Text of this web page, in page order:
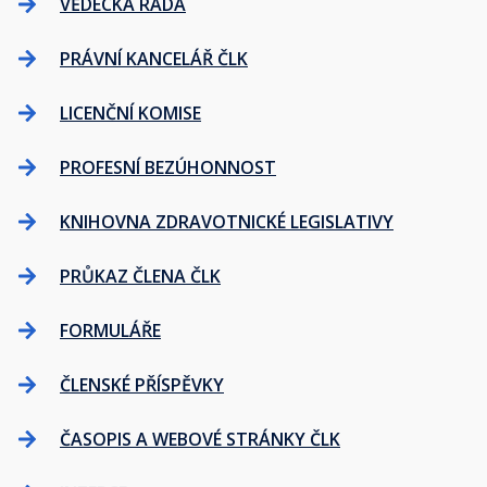
PRÁVNÍ KANCELÁŘ ČLK
LICENČNÍ KOMISE
PROFESNÍ BEZÚHONNOST
KNIHOVNA ZDRAVOTNICKÉ LEGISLATIVY
PRŮKAZ ČLENA ČLK
FORMULÁŘE
ČLENSKÉ PŘÍSPĚVKY
ČASOPIS A WEBOVÉ STRÁNKY ČLK